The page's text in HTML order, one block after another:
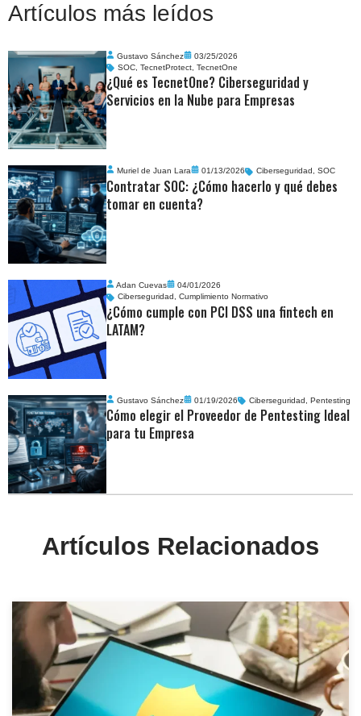
Artículos más leídos
Gustavo Sánchez
03/25/2026
SOC,TecnetProtect,TecnetOne
¿Qué es TecnetOne? Ciberseguridad y
Servicios en la Nube para Empresas
Muriel de Juan Lara 01/13/2026 Ciberseguridad ,SOC
Contratar SOC: ¿Cómo hacerlo y qué debes
tomar en cuenta?
Adan Cuevas
04/01/2026
Ciberseguridad ,Cumplimiento Normativo
¿Cómo cumple con PCI DSS una fintech en
LATAM?
Gustavo Sánchez 01/19/2026 Ciberseguridad ,Pentesting
Cómo elegir el Proveedor de Pentesting Ideal
para tu Empresa
Artículos Relacionados